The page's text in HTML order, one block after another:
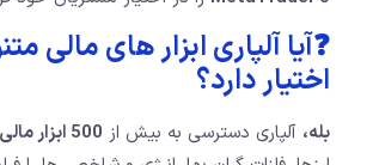
❓آیا آلپاری ابزار های مالی
اختیار دارد؟
بله، آلپاری دسترسی به بیش از 500 ابزار مالی